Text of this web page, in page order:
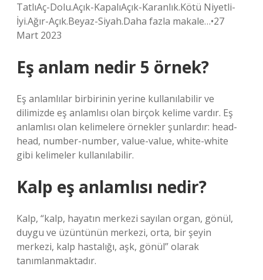
TatlıAç-Dolu.Açık-KapalıAçık-Karanlık.Kötü Niyetli-
İyi.Ağır-Açık.Beyaz-Siyah.Daha fazla makale…•27
Mart 2023
Eş anlam nedir 5 örnek?
Eş anlamlılar birbirinin yerine kullanılabilir ve
dilimizde eş anlamlısı olan birçok kelime vardır. Eş
anlamlısı olan kelimelere örnekler şunlardır: head-
head, number-number, value-value, white-white
gibi kelimeler kullanılabilir.
Kalp eş anlamlısı nedir?
Kalp, “kalp, hayatın merkezi sayılan organ, gönül,
duygu ve üzüntünün merkezi, orta, bir şeyin
merkezi, kalp hastalığı, aşk, gönül” olarak
tanımlanmaktadır.